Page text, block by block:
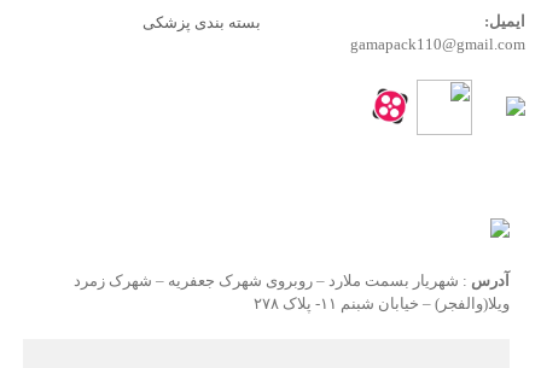
ایمیل:
gamapack110@gmail.com
بسته بندی پزشکی
آدرس : شهریار بسمت ملارد – روبروی شهرک جعفریه – شهرک زمرد
ویلا(والفجر) – خیابان شبنم ۱۱- پلاک ۲۷۸